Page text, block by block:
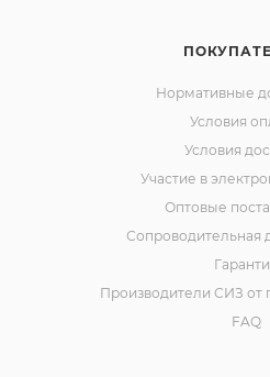
Нормативные
Условия
Условия
Участие в
Оптовые
Сопроводительная
Производители СИЗ от
FAQ